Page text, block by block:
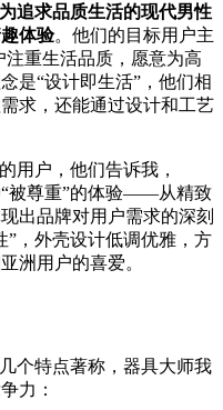
为追求品质生活的现代男性
体验。他们的目标用户主
注重生活品质，愿意为高
是“设计即生活”，他们相
求，还能通过设计和工艺
用户，他们告诉我，
被尊重”的体验——从精致
出品牌对用户需求的深刻
”，外壳设计低调优雅，方
洲用户的喜爱。
个特点著称，器具大师我
力：